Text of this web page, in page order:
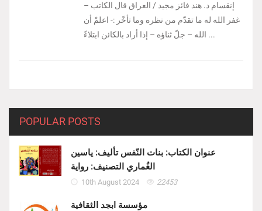
إنقسام د. هند فائز مجيد / العراق ‏قال الكاتب –
غفر الله له ما تقدّم من نظره وما تأخّر :- ‏اعلمْ أن
الله – جلّ ثناؤه – إذا أراد بالكائن ابتلاءً ...
POPULAR POSTS
عنوان الكتاب: بنات النّفس تأليف: ياسين
الغُماري التصنيف: رواية
10th August 2024 22453
مؤسسة ابجد الثقافية